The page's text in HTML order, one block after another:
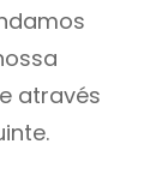
através